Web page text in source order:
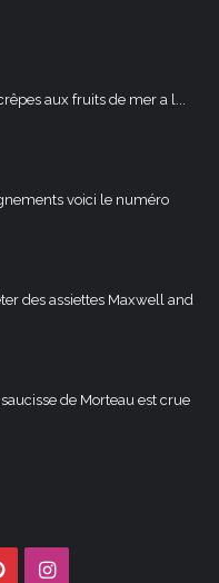
aux fruits de mer a l...
voici le numéro
des assiettes Maxwell and
de Morteau est crue
PinterestInstagram